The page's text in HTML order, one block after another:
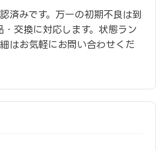
済みです。万一の初期不良は到
交換に対応します。状態ラン
はお気軽にお問い合わせくだ